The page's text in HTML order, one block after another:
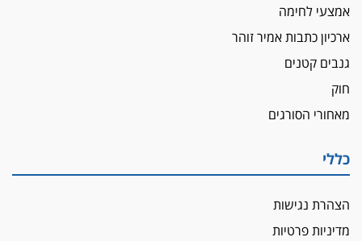
אמצעי לחימה
ארכיון כתבות אמיר זוהר
גנבים קטנים
חוק
מאחורי הסורגים
כללי
הצהרת נגישות
מדיניות פרטיות